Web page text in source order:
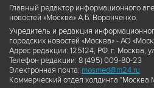
Главный редактор информационного
новостей «Москва» А.Б. Воронченко.
Учредитель и редакция
городских новостей «Москва» - АО
Адрес редакции: 125124, РФ, г. Москва,
Телефон редакции: 8 (495) 009-80-23
Электронная почта: mosmed@m24.ru
Коммерческий отдел холдинга "Москва